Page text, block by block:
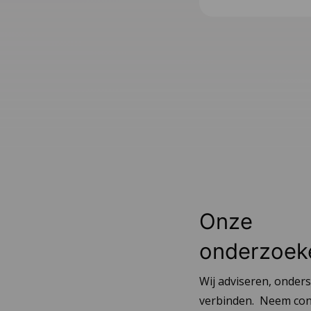
Onze
Wij adviseren,
verbinden. Neem
Yvonne
Vanneste
onderzoeker,